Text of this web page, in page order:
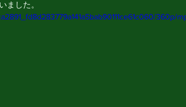
ました。
360p/